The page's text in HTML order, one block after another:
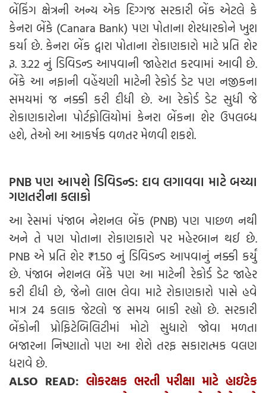
બેંકિંગ ક્ષેત્રની અન્ય એક દિગ્ગજ સરકારી બેંક એટલે કે
કેનરા બેંકે (Canara Bank) પણ પોતાના શેરધારકોને ખુશ
કર્યા છે. કેનરા બેંક દ્વારા પોતાના રોકાણકારો માટે પ્રતિ શેર
રૂ. 3.22 નું ડિવિડન્ડ આપવાની જાહેરાત કરવામાં આવી છે.
બેંકે આ નફાની વહેંચણી માટેની રેકોર્ડ ડેટ પણ નજીકના
સમયમાં જ નક્કી કરી દીધી છે. આ રેકોર્ડ ડેટ સુધી જે
રોકાણકારોના પોર્ટફોલિયોમાં કેનરા બેંકના શેર ઉપલબ્ધ
હશે, તેઓ આ આકર્ષક વળતર મેળવી શકશે.
PNB પણ આપશે ડિવિડન્ડ: દાવ લગાવવા માટે બચ્યા
ગણતરીના કલાકો
આ રેસમાં પંજાબ નેશનલ બેંક (PNB) પણ પાછળ નથી
અને તે પણ પોતાના રોકાણકારો પર મહેરબાન થઈ છે.
PNB એ પ્રતિ શેર ₹1.50 નું ડિવિડન્ડ આપવાનું નક્કી કર્યું
છે. પંજાબ નેશનલ બેંકે પણ આ માટેની રેકોર્ડ ડેટ જાહેર
કરી દીધી છે, જેનો લાભ લેવા માટે રોકાણકારો પાસે હવે
માત્ર 24 કલાક જેટલો જ સમય બાકી રહ્યો છે. સરકારી
બેંકોની પ્રોફિટેબિલિટીમાં મોટો સુધારો જોવા મળતા
બજારના નિષ્ણાતો પણ આ શેરો તરફ સકારાત્મક વલણ
ધરાવે છે.
ALSO READ: લોકરક્ષક ભરતી પરીક્ષા માટે હાઇટેક